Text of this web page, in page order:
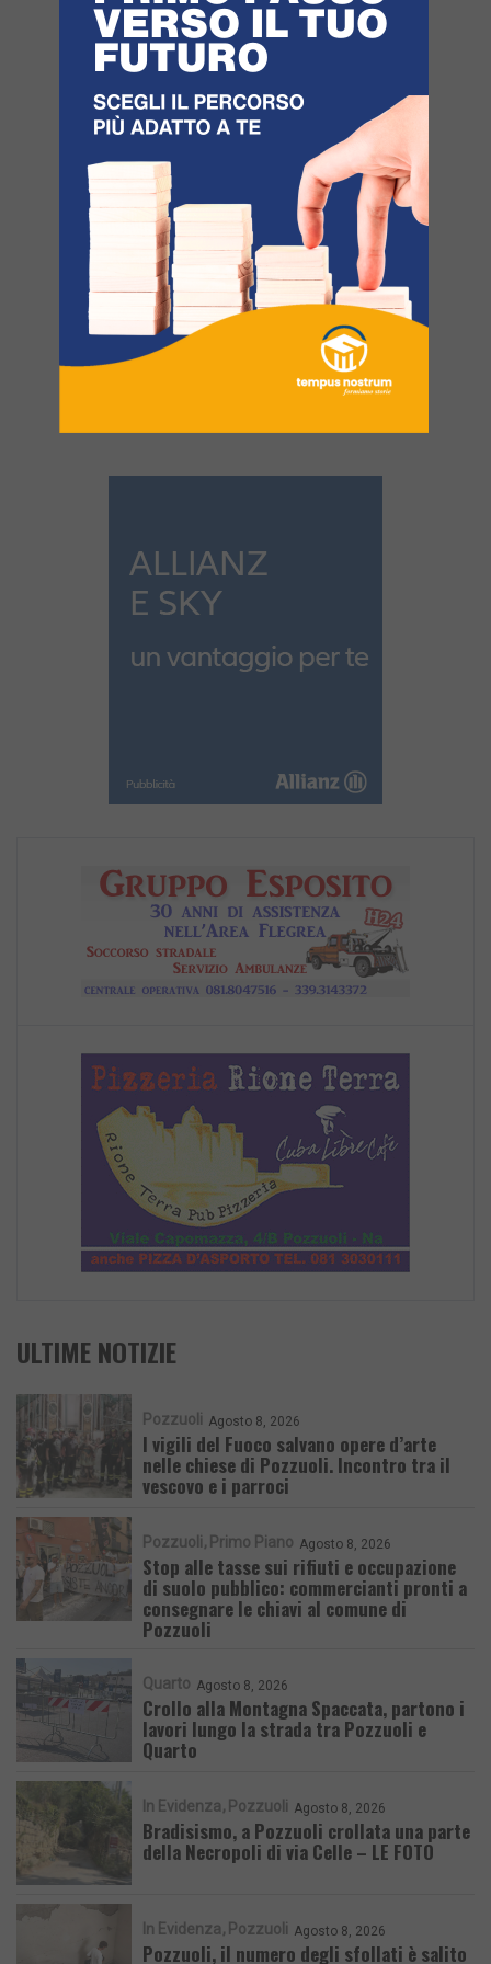
ULTIME NOTIZIE
Pozzuoli Agosto 8, 2026
I vigili del Fuoco salvano opere d’arte
nelle chiese di Pozzuoli. Incontro tra il
vescovo e i parroci
Pozzuoli Primo Piano Agosto 8, 2026
Stop alle tasse sui rifiuti e occupazione
di suolo pubblico: commercianti pronti a
consegnare le chiavi al comune di
Pozzuoli
Quarto Agosto 8, 2026
Crollo alla Montagna Spaccata, partono i
lavori lungo la strada tra Pozzuoli e
Quarto
In Evidenza Pozzuoli Agosto 8, 2026
Bradisismo, a Pozzuoli crollata una parte
della Necropoli di via Celle – LE FOTO
In Evidenza Pozzuoli Agosto 8, 2026
Pozzuoli, il numero degli sfollati è salito